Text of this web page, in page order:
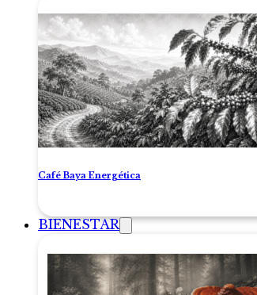
Café Baya Energética
BIENESTAR